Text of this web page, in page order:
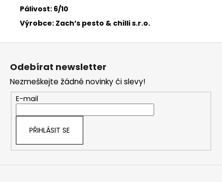
Pálivost: 6/10
Výrobce: Zach’s pesto & chilli s.r.o.
Z
Odebírat newsletter
Nezmeškejte žádné novinky či slevy!
E-mail
PŘIHLÁSIT SE